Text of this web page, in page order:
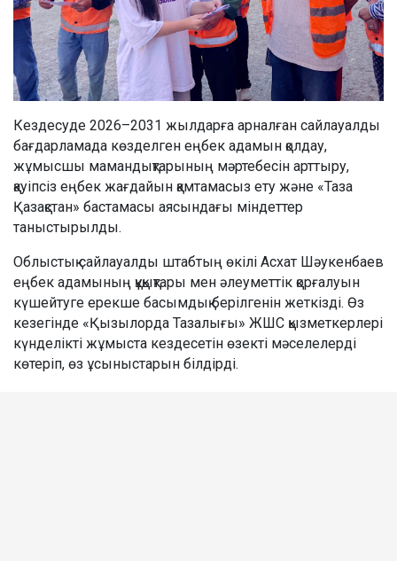
Кездесуде 2026–2031 жылдарға арналған сайлауалды
бағдарламада көзделген еңбек адамын қолдау,
жұмысшы мамандықтарының мәртебесін арттыру,
қауіпсіз еңбек жағдайын қамтамасыз ету және «Таза
Қазақстан» бастамасы аясындағы міндеттер
таныстырылды.
Облыстық сайлауалды штабтың өкілі Асхат Шәукенбаев
еңбек адамының құқықтары мен әлеуметтік қорғалуын
күшейтуге ерекше басымдық берілгенін жеткізді. Өз
кезегінде «Қызылорда Тазалығы» ЖШС қызметкерлері
күнделікті жұмыста кездесетін өзекті мәселелерді
көтеріп, өз ұсыныстарын білдірді.